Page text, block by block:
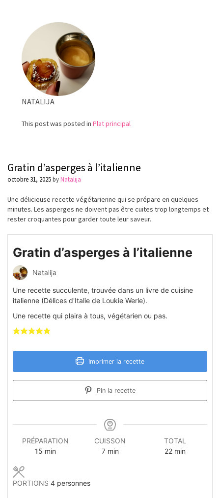
NATALIJA
This post was posted in Plat principal
Gratin d’asperges à l’italienne
octobre 31, 2025byNatalija
Une délicieuse recette végétarienne qui se prépare en quelques
minutes. Les asperges ne doivent pas être cuites trop longtemps et
rester croquantes pour garder toute leur saveur.
Gratin d’asperges à l’italienne
Natalija
Une recette succulente, trouvée dans un livre de cuisine
italienne (Délices d'Italie de Loukie Werle).
Une recette qui plaira à tous, végétarien ou pas.
Imprimer la recette
Pin la recette
PRÉPARATION
15minutes
min
CUISSON
7minutes
min
TOTAL
22minutes
min
PORTIONS 4 personnes